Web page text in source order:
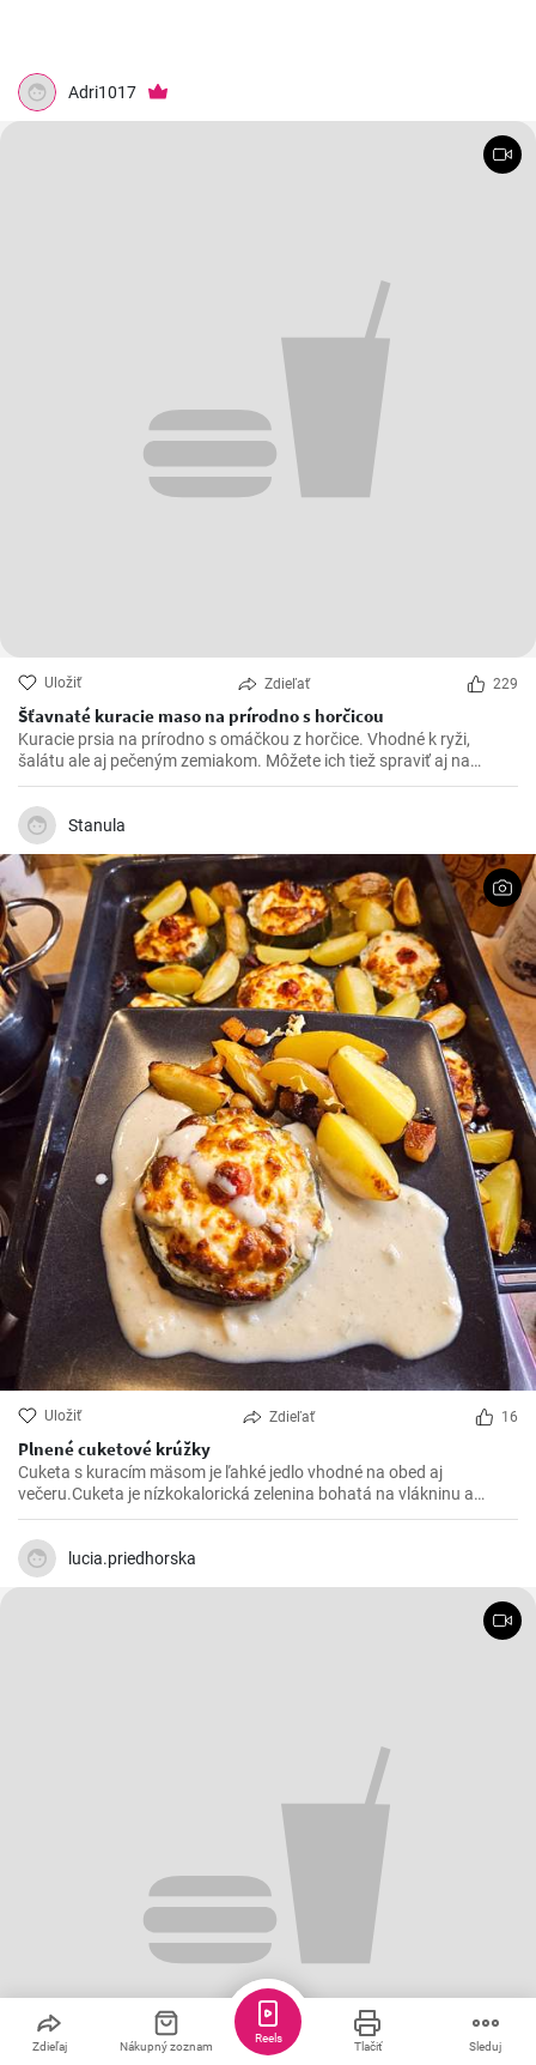
Adri1017
Uložiť Zdieľať 229
Šťavnaté kuracie maso na prírodno s horčicou
Kuracie prsia na prírodno s omáčkou z horčice. Vhodné k ryži,
šalátu ale aj pečeným zemiakom. Môžete ich tiež spraviť aj na
spôsob šťavnatých kuracích rezňov - taktiež na prírodno.
Stanula
Uložiť Zdieľať 16
Plnené cuketové krúžky
Cuketa s kuracím mäsom je ľahké jedlo vhodné na obed aj
večeru.Cuketa je nízkokalorická zelenina bohatá na vlákninu a
kuracie mäso poskytuje kvalitný zdroj bielkovín.Lahká príprava a
chutné výsledné jedlo Vás určite očarí.
lucia.priedhorska
Zdieľaj Nákupný zoznam Tlačiť Sleduj
Reels